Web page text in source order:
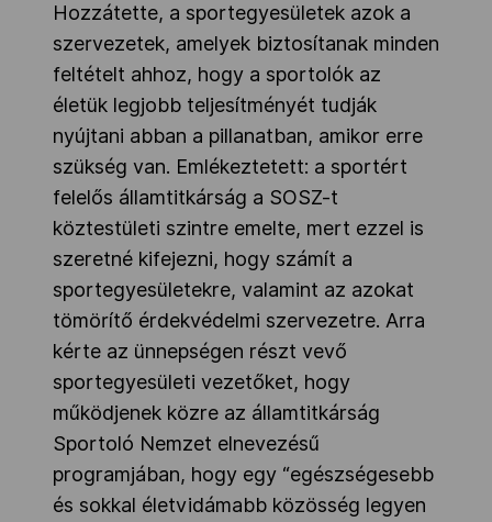
Hozzátette, a sportegyesületek azok a
szervezetek, amelyek biztosítanak minden
feltételt ahhoz, hogy a sportolók az
életük legjobb teljesítményét tudják
nyújtani abban a pillanatban, amikor erre
szükség van. Emlékeztetett: a sportért
felelős államtitkárság a SOSZ-t
köztestületi szintre emelte, mert ezzel is
szeretné kifejezni, hogy számít a
sportegyesületekre, valamint az azokat
tömörítő érdekvédelmi szervezetre. Arra
kérte az ünnepségen részt vevő
sportegyesületi vezetőket, hogy
működjenek közre az államtitkárság
Sportoló Nemzet elnevezésű
programjában, hogy egy “egészségesebb
és sokkal életvidámabb közösség legyen